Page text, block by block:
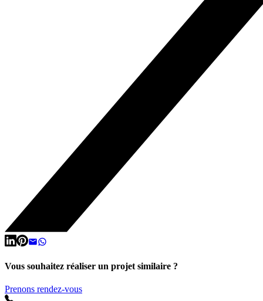
Vous souhaitez réaliser un projet similaire ?
Prenons rendez-vous